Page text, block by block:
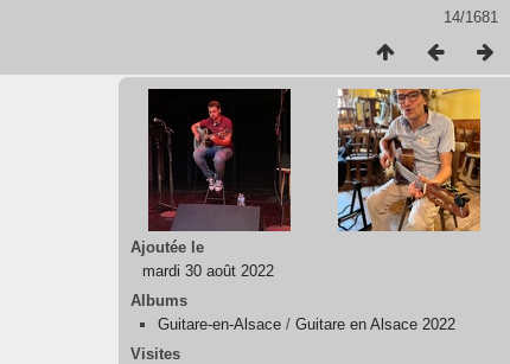
14/1681
Ajoutée le
mardi 30 août 2022
Albums
Guitare-en-Alsace / Guitare en Alsace 2022
Visites